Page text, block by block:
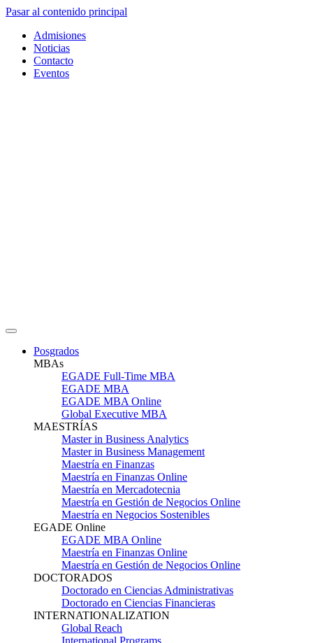
Pasar al contenido principal
Admisiones
Noticias
Contacto
Eventos
Posgrados
MBAs
EGADE Full-Time MBA
EGADE MBA
EGADE MBA Online
Global Executive MBA
MAESTRÍAS
Master in Business Analytics
Master in Business Management
Maestría en Finanzas
Maestría en Finanzas Online
Maestría en Mercadotecnia
Maestría en Gestión de Negocios Online
Maestría en Negocios Sostenibles
EGADE Online
EGADE MBA Online
Maestría en Finanzas Online
Maestría en Gestión de Negocios Online
DOCTORADOS
Doctorado en Ciencias Administrativas
Doctorado en Ciencias Financieras
INTERNATIONALIZATION
Global Reach
International Programs